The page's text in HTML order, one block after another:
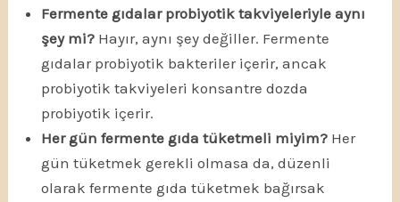
Fermente gıdalar probiyotik takviyeleriyle aynı
şey mi? Hayır, aynı şey değiller. Fermente
gıdalar probiyotik bakteriler içerir, ancak
probiyotik takviyeleri konsantre dozda
probiyotik içerir.
Her gün fermente gıda tüketmeli miyim? Her
gün tüketmek gerekli olmasa da, düzenli
olarak fermente gıda tüketmek bağırsak